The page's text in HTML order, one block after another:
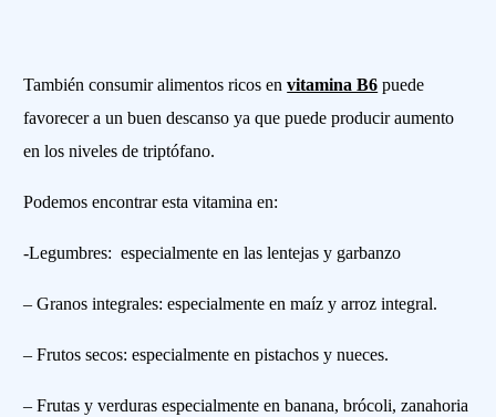
También consumir alimentos ricos envitamina B6 puede
favorecer a un buen descanso ya que puede producir aumento
en los niveles de triptófano.
Podemos encontrar esta vitamina en:
-Legumbres: especialmente en las lentejas y garbanzo
– Granos integrales: especialmente en maíz y arroz integral.
– Frutos secos: especialmente en pistachos y nueces.
– Frutas y verduras especialmente en banana, brócoli, zanahoria